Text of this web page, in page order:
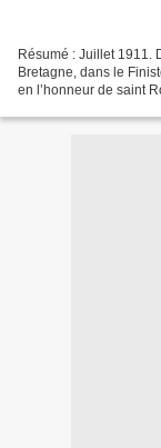
Résumé : Juillet 1911.
Bretagne, dans le
en l’honneur de saint